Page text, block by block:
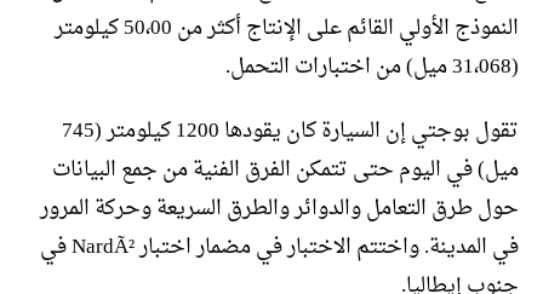
النموذج الأولي القائم على الإنتاج أكثر من 50،00 كيلومتر
(31،068 ميل) من اختبارات التحمل.
تقول بوجتي إن السيارة كان يقودها 1200 كيلومتر (745
ميل) في اليوم حتى تتمكن الفرق الفنية من جمع البيانات
حول طرق التعامل والدوائر والطرق السريعة وحركة المرور
في المدينة. واختتم الاختبار في مضمار اختبار NardÃ² في